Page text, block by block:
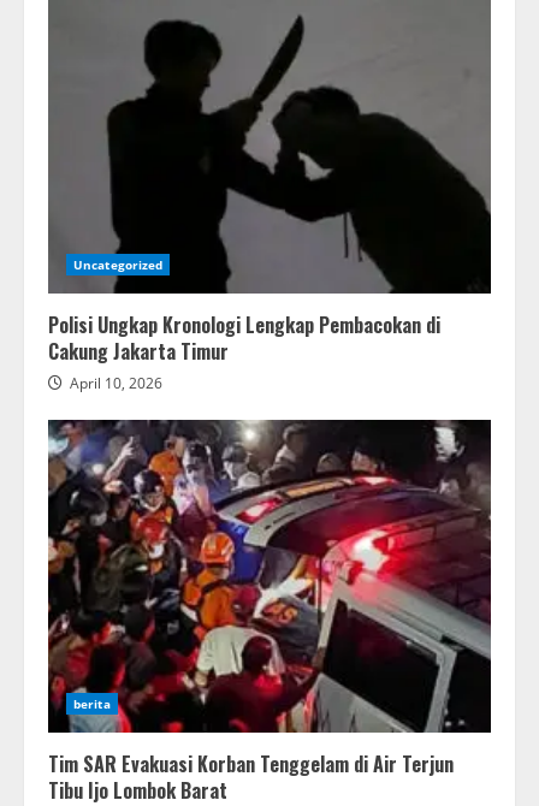
Uncategorized
Polisi Ungkap Kronologi Lengkap Pembacokan di
Cakung Jakarta Timur
April 10, 2026
berita
Tim SAR Evakuasi Korban Tenggelam di Air Terjun
Tibu Ijo Lombok Barat